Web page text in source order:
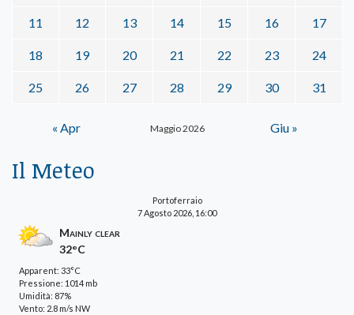
Maggio 2026
11 12 13 14 15 16 17
18 19 20 21 22 23 24
25 26 27 28 29 30 31
« Apr Giu »
Il Meteo
Portoferraio
7 Agosto 2026, 16:00
Mainly clear
32°C
Apparent: 33°C
Pressione: 1014 mb
Umidità: 87%
Vento: 2.8 m/s NW